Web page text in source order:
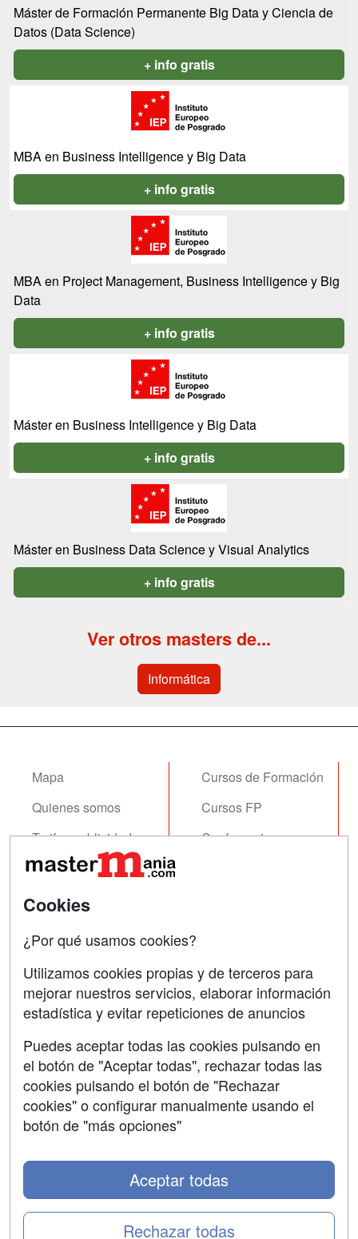
Máster de Formación Permanente Big Data y Ciencia de
Datos (Data Science)
+ info gratis
MBA en Business Intelligence y Big Data
+ info gratis
MBA en Project Management, Business Intelligence y Big
Data
+ info gratis
Máster en Business Intelligence y Big Data
+ info gratis
Máster en Business Data Science y Visual Analytics
+ info gratis
Ver otros masters de...
Informática
Mapa
Quienes somos
Tarifas publicidad
Acceso Usuarios
Acceso Centros
Cursos de Formación
Cursos FP
Conferencias
Contactar
Confidencialidad
Aviso legal
Copyleft
Cookies
¿Por qué usamos cookies?
Utilizamos cookies propias y de terceros para
mejorar nuestros servicios, elaborar información
estadística y evitar repeticiones de anuncios
Puedes aceptar todas las cookies pulsando en
el botón de "Aceptar todas", rechazar todas las
cookies pulsando el botón de "Rechazar
cookies" o configurar manualmente usando el
botón de "más opciones"
Rechazar todas
Aceptar todas